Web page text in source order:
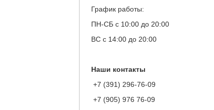
График работы:
ПН-СБ с 10:00 до 20:00
ВС с 14:00 до 20:00
Наши контакты
+7 (391) 296-76-09
+7 (905) 976 76-09